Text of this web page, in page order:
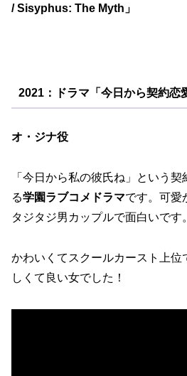
/ Sisyphus: The Myth」
2021：ドラマ「今日から契約恋
オ・ジナ役
「今日から私の彼氏ね」という
る学園ラブコメドラマです。可
タジタジ男カップルで面白いです。
かわいくてスクールカースト上位
しくて良い女でした！